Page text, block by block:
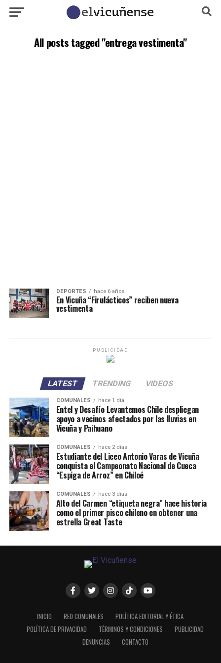
All posts tagged "entrega vestimenta"
DEPORTES hace 6 años
En Vicuña “Firulácticos” reciben nueva
vestimenta
PUBLICIDAD
LATEST TRENDING VIDEOS
COMUNALES hace 1 día
Entel y Desafío Levantemos Chile despliegan
apoyo a vecinos afectados por las lluvias en
Vicuña y Paihuano
COMUNALES hace 2 días
Estudiante del Liceo Antonio Varas de Vicuña
conquista el Campeonato Nacional de Cueca
“Espiga de Arroz” en Chiloé
COMUNALES hace 3 días
Alto del Carmen “etiqueta negra” hace historia
como el primer pisco chileno en obtener una
estrella Great Taste
INICIO RED COMUNALES
POLÍTICA EDITORIAL Y ÉTICA
POLÍTICA DE PRIVACIDAD
TÉRMINOS Y CONDICIONES
PUBLICIDAD
DENUNCIAS
CONTACTO